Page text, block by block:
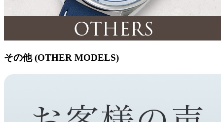
その他 (OTHER MODELS)